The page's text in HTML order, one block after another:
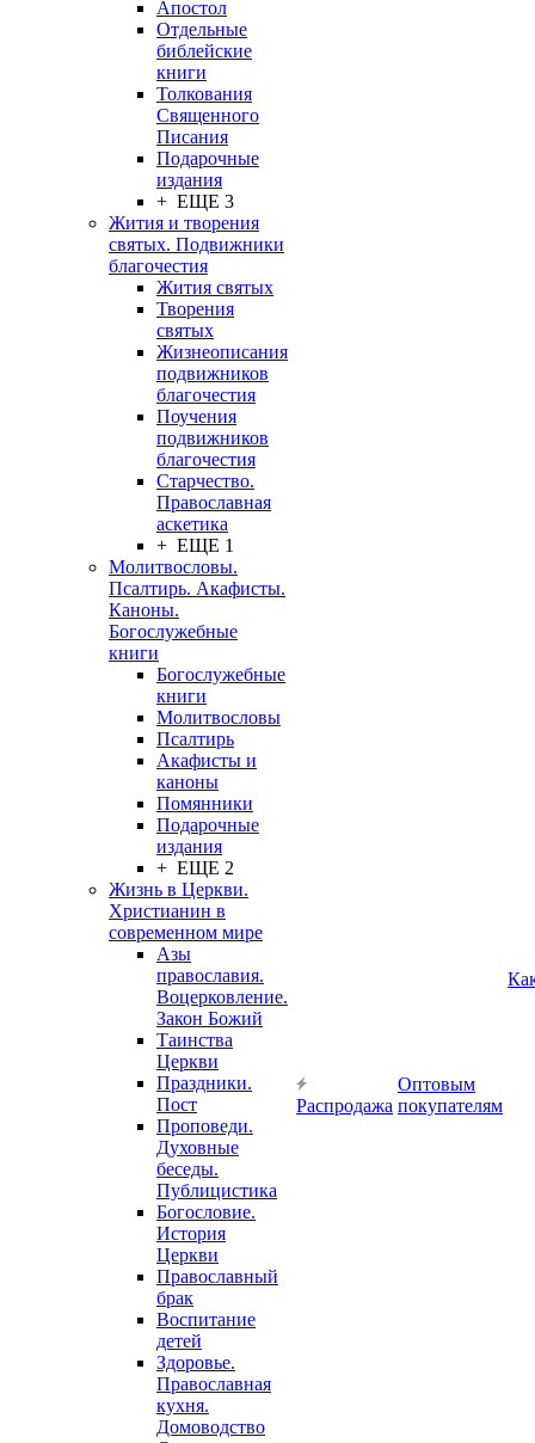
Апостол
Отдельные
библейские
книги
Толкования
Священного
Писания
Подарочные
издания
+ ЕЩЕ 3
Жития и творения
святых. Подвижники
благочестия
Жития святых
Творения
святых
Жизнеописания
подвижников
благочестия
Поучения
подвижников
благочестия
Старчество.
Православная
аскетика
+ ЕЩЕ 1
Молитвословы.
Псалтирь. Акафисты.
Каноны.
Богослужебные
книги
Богослужебные
книги
Молитвословы
Псалтирь
Акафисты и
каноны
Помянники
Подарочные
издания
+ ЕЩЕ 2
Жизнь в Церкви.
Христианин в
современном мире
Азы
православия.
Воцерковление.
Закон Божий
Таинства
Церкви
Праздники.
Пост
Проповеди.
Духовные
беседы.
Публицистика
Богословие.
История
Церкви
Православный
брак
Воспитание
детей
Здоровье.
Православная
кухня.
Домоводство
Распродажа
Оптовым
покупателям